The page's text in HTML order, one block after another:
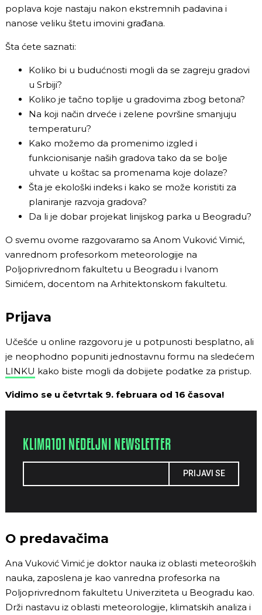
poplava koje nastaju nakon ekstremnih padavina i
nanose veliku štetu imovini građana.
Šta ćete saznati:
Koliko bi u budućnosti mogli da se zagreju gradovi
u Srbiji?
Koliko je tačno toplije u gradovima zbog betona?
Na koji način drveće i zelene površine smanjuju
temperaturu?
Kako možemo da promenimo izgled i
funkcionisanje naših gradova tako da se bolje
uhvate u koštac sa promenama koje dolaze?
Šta je ekološki indeks i kako se može koristiti za
planiranje razvoja gradova?
Da li je dobar projekat linijskog parka u Beogradu?
O svemu ovome razgovaramo sa Anom Vuković Vimić,
vanrednom profesorkom meteorologije na
Poljoprivrednom fakultetu u Beogradu i Ivanom
Simićem, docentom na Arhitektonskom fakultetu.
Prijava
Učešće u online razgovoru je u potpunosti besplatno, ali
je neophodno popuniti jednostavnu formu na sledećem
LINKU kako biste mogli da dobijete podatke za pristup.
Vidimo se u četvrtak 9. februara od 16 časova!
KLIMA101 NEDELJNI NEWSLETTER
PRIJAVI SE
O predavačima
Ana Vuković Vimić je doktor nauka iz oblasti meteoroških
nauka, zaposlena je kao vanredna profesorka na
Poljoprivrednom fakultetu Univerziteta u Beogradu kao.
Drži nastavu iz oblasti meteorologije, klimatskih analiza i